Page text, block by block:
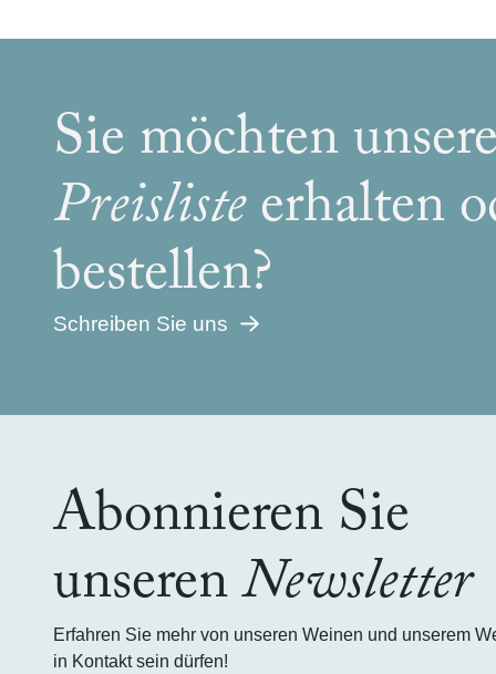
Sie möchten
Preislisteerhalten
bestellen?
Schreiben Sie uns
Abonnieren Sie
unserenNewsletter
Erfahren Sie mehr von unseren Weinen und unserem
in Kontakt sein dürfen!